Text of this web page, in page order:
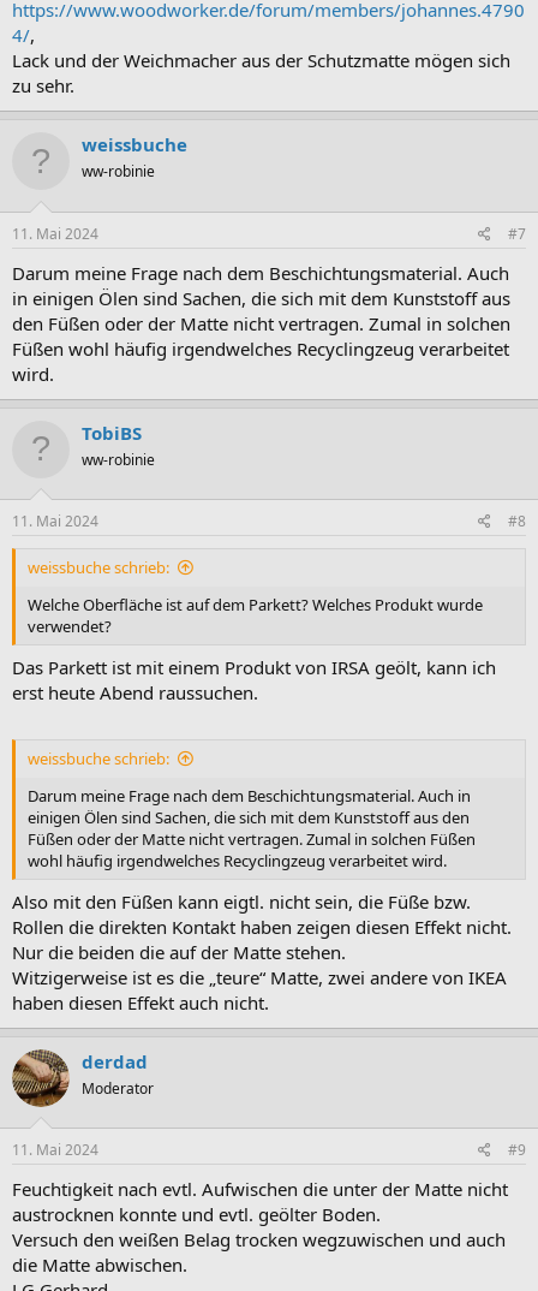
https://www.woodworker.de/forum/members/johannes.4790
4/,
Lack und der Weichmacher aus der Schutzmatte mögen sich
zu sehr.
weissbuche
ww-robinie
11. Mai 2024 #7
Darum meine Frage nach dem Beschichtungsmaterial. Auch
in einigen Ölen sind Sachen, die sich mit dem Kunststoff aus
den Füßen oder der Matte nicht vertragen. Zumal in solchen
Füßen wohl häufig irgendwelches Recyclingzeug verarbeitet
wird.
TobiBS
ww-robinie
11. Mai 2024 #8
weissbuche schrieb:
Welche Oberfläche ist auf dem Parkett? Welches Produkt wurde
verwendet?
Das Parkett ist mit einem Produkt von IRSA geölt, kann ich
erst heute Abend raussuchen.
weissbuche schrieb:
Darum meine Frage nach dem Beschichtungsmaterial. Auch in
einigen Ölen sind Sachen, die sich mit dem Kunststoff aus den
Füßen oder der Matte nicht vertragen. Zumal in solchen Füßen
wohl häufig irgendwelches Recyclingzeug verarbeitet wird.
Also mit den Füßen kann eigtl. nicht sein, die Füße bzw.
Rollen die direkten Kontakt haben zeigen diesen Effekt nicht.
Nur die beiden die auf der Matte stehen.
Witzigerweise ist es die „teure“ Matte, zwei andere von IKEA
haben diesen Effekt auch nicht.
derdad
Moderator
11. Mai 2024 #9
Feuchtigkeit nach evtl. Aufwischen die unter der Matte nicht
austrocknen konnte und evtl. geölter Boden.
Versuch den weißen Belag trocken wegzuwischen und auch
die Matte abwischen.